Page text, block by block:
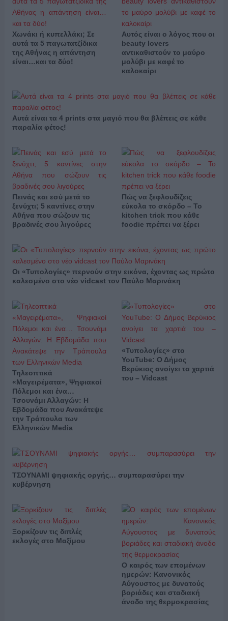
Χωνάκι ή κυπελλάκι; Σε
αυτά τα 5 παγωτατζίδικα
της Αθήνας η απάντηση
είναι…και τα δύο!
Αυτός είναι ο λόγος που οι
beauty lovers
αντικαθιστούν το μαύρο
μολύβι με καφέ το
καλοκαίρι
Αυτά είναι τα 4 prints στα μαγιό που θα βλέπεις σε κάθε
παραλία φέτος!
Πεινάς και εσύ μετά το
ξενύχτι; 5 καντίνες στην
Αθήνα που σώζουν τις
βραδινές σου λιγούρες
Πώς να ξεφλουδίζεις
εύκολα το σκόρδο – Το
kitchen trick που κάθε
foodie πρέπει να ξέρει
Οι «Τυπολογίες» περνούν στην εικόνα, έχοντας ως πρώτο
καλεσμένο στο νέο vidcast τον Παύλο Μαρινάκη
Τηλεοπτικά
«Μαγειρέματα», Ψηφιακοί
Πόλεμοι και ένα…
Τσουνάμι Αλλαγών: Η
Εβδομάδα που Ανακάτεψε
την Τράπουλα των
Ελληνικών Media
«Τυπολογίες» στο
YouTube: Ο Δήμος
Βερύκιος ανοίγει τα χαρτιά
του – Vidcast
ΤΣΟΥΝΑΜΙ ψηφιακής οργής… συμπαρασύρει την
κυβέρνηση
Ξορκίζουν τις διπλές
εκλογές στο Μαξίμου
Ο καιρός των επομένων
ημερών: Κανονικός
Αύγουστος με δυνατούς
βοριάδες και σταδιακή
άνοδο της θερμοκρασίας